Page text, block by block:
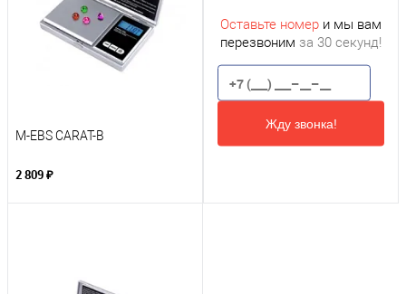
M-EBS CARAT-B
2 809 ₽
Оставьте номер и мы вам
перезвоним за 30 секунд!
Жду звонка!